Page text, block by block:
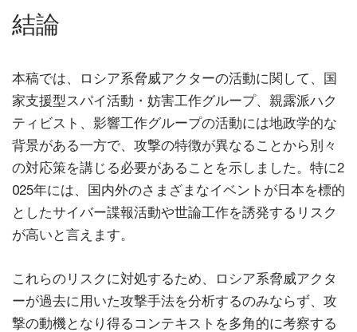
結論
本稿では、ロシア系脅威アクターの活動に関して、国
家支援型スパイ活動・妨害工作グループ、親露派ハク
ティビスト、影響工作グループの活動には地政学的な
背景がある一方で、攻撃の特徴が異なることから別々
の対応策を講じる必要があることを示しました。特に2
025年には、国内外のさまざまなイベントが日本を標的
としたサイバー諜報活動や世論工作を誘発するリスク
が高いと言えます。
これらのリスクに対処するため、ロシア系脅威アクタ
ーが過去に用いた攻撃手法を分析するのみならず、攻
撃の動機となり得るコンテキストを多角的に考察する